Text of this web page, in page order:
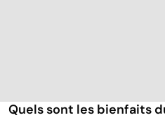
Quels sont les bienfaits